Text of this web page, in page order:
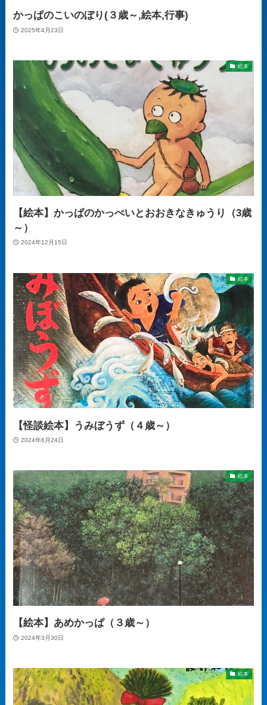
かっぱのこいのぼり(３歳～,絵本,行事)
2025年4月23日
絵本
【絵本】かっぱのかっぺいとおおきなきゅうり（3歳
～）
2024年12月15日
絵本
【怪談絵本】うみぼうず（４歳～）
2024年6月24日
絵本
【絵本】あめかっぱ（３歳～）
2024年3月30日
絵本